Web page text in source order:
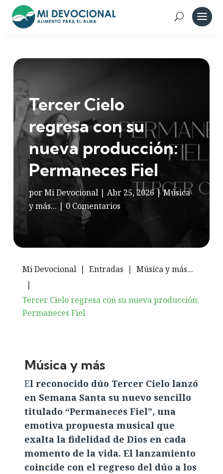
Tercer Cielo
regresa con su
nueva producción:
Permaneces Fiel
porMi Devocional |Abr 25, 2026|Música
y más... | 0 Comentarios
Mi Devocional | Entradas | Música y más...
|
Tercer Cielo regresa con su nueva producción:
Permaneces Fiel
Música y más
El reconocido dúo Tercer Cielo lanzó
en Semana Santa su nuevo sencillo
titulado “Permaneces Fiel”, una
emotiva propuesta musical que
exalta la fidelidad de Dios en cada
momento de la vida. El lanzamiento
coincide con el regreso del dúo a los